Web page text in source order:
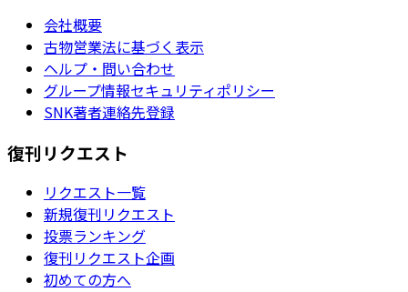
会社概要
古物営業法に基づく表示
ヘルプ・問い合わせ
グループ情報セキュリティポリシー
SNK著者連絡先登録
復刊リクエスト
リクエスト一覧
新規復刊リクエスト
投票ランキング
復刊リクエスト企画
初めての方へ